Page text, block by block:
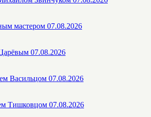
мастером 07.08.2026
07.08.2026
Васильцом 07.08.2026
Тишковцом 07.08.2026